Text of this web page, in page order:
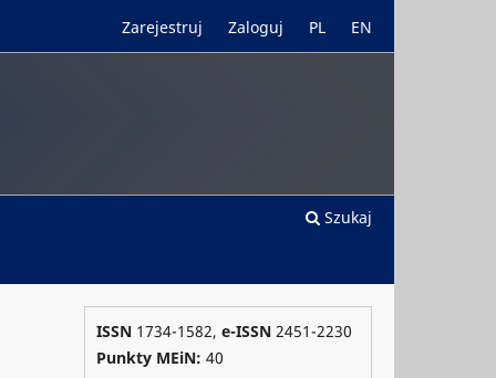
Szukaj
Zarejestruj Zaloguj PL EN
ISSN 1734-1582, e-ISSN 2451-2230
Punkty MEiN: 40